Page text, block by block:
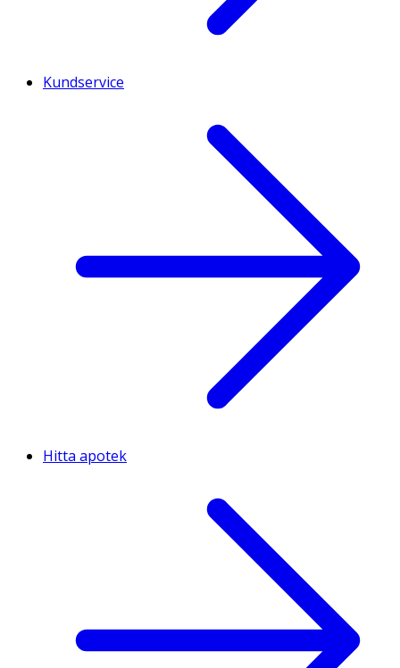
Kundservice
Hitta apotek